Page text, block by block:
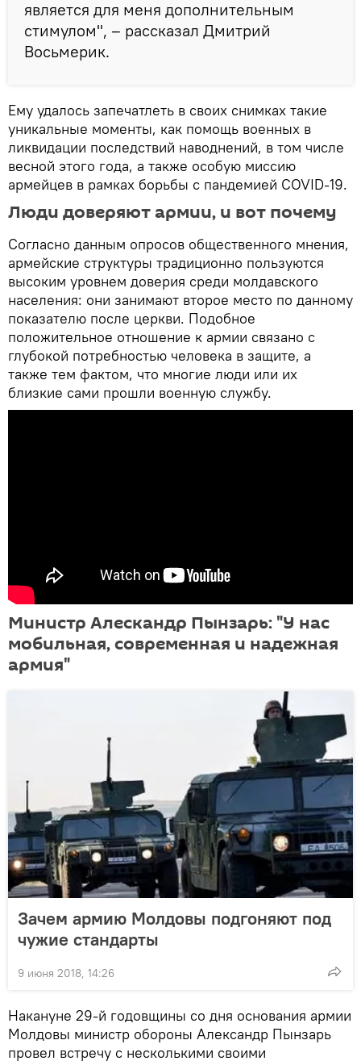
является для меня дополнительным
стимулом", – рассказал Дмитрий
Восьмерик.
Ему удалось запечатлеть в своих снимках такие
уникальные моменты, как помощь военных в
ликвидации последствий наводнений, в том числе
весной этого года, а также особую миссию
армейцев в рамках борьбы с пандемией COVID-19.
Люди доверяют армии, и вот почему
Согласно данным опросов общественного мнения,
армейские структуры традиционно пользуются
высоким уровнем доверия среди молдавского
населения: они занимают второе место по данному
показателю после церкви. Подобное
положительное отношение к армии связано с
глубокой потребностью человека в защите, а
также тем фактом, что многие люди или их
близкие сами прошли военную службу.
Министр Алескандр Пынзарь: "У нас
мобильная, современная и надежная
армия"
Зачем армию Молдовы подгоняют под
чужие стандарты
9 июня 2018, 14:26
Накануне 29-й годовщины со дня основания армии
Молдовы министр обороны Александр Пынзарь
провел встречу с несколькими своими